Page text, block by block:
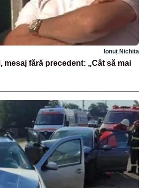
Ionuț Nichita
mesaj fără precedent: „Cât să mai